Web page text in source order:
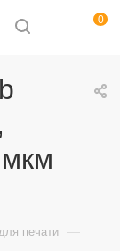
0
печати —